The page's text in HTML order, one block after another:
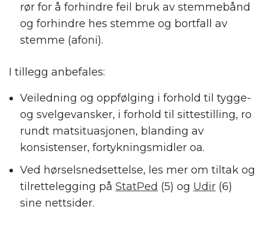
rør for å forhindre feil bruk av stemmebånd
og forhindre hes stemme og bortfall av
stemme (afoni).
I tillegg anbefales:
Veiledning og oppfølging i forhold til tygge-
og svelgevansker, i forhold til sittestilling, ro
rundt matsituasjonen, blanding av
konsistenser, fortykningsmidler oa.
Ved hørselsnedsettelse, les mer om tiltak og
tilrettelegging på StatPed (5) og Udir (6)
sine nettsider.